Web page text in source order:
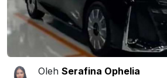
Oleh Serafina Ophelia